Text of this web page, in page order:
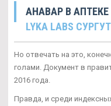
АНАВАР В
LYKA LABS СУРГУТ
Но отвечать на это,
голами. Документ в
2016 года.
Правда, и среди